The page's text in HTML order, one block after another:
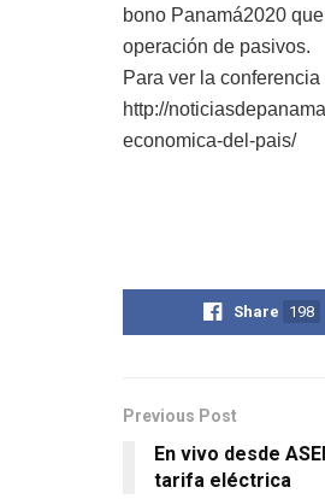
bono Panamá2020
operación de pasivos.
Para ver la
http://
economica-del-pais/
Share 198
Previous Post
En vivo desde
tarifa eléctrica